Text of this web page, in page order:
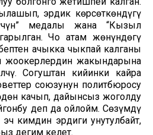
эрдик көрсөткөндүгү
медалы жана “Кызыл
Чоң атам жөнүндөгү
ачыкка чыкпай калганы
жоокерлердин жакындарына
Согуштан кийинки кайра
союзунун политбюросу
качып, дайынсыз жоголду
деп да ойлойм. Сөзүмдү
кимдин эрдиги унутулбайт,
дегим келет.